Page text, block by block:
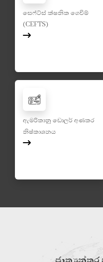
සෙෆ්ට්ස් ක්ෂනික ගෙවීම්
(CEFTS)
ඇමරිකානු ඩොලර් අණකර
නිෂ්කාශනය